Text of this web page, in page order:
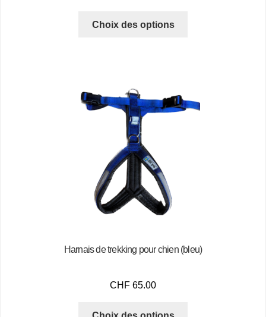
Choix des options
Harnais de trekking pour chien (bleu)
CHF 65.00